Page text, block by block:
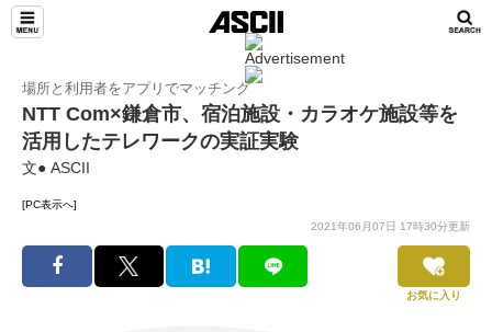
場所と利用者をアプリでマッチング
NTT Com×鎌倉市、宿泊施設・カラオケ施設等を
活用したテレワークの実証実験
文● ASCII
[PC表示へ]
2021年06月07日 17時30分更新
お気に入り